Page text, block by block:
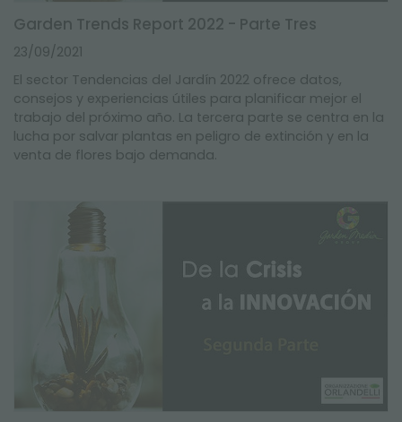
Garden Trends Report 2022 - Parte Tres
23/09/2021
El sector Tendencias del Jardín 2022 ofrece datos,
consejos y experiencias útiles para planificar mejor el
trabajo del próximo año. La tercera parte se centra en la
lucha por salvar plantas en peligro de extinción y en la
venta de flores bajo demanda.